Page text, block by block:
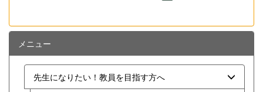
メニュー
先生になりたい！教員を目指す方へ